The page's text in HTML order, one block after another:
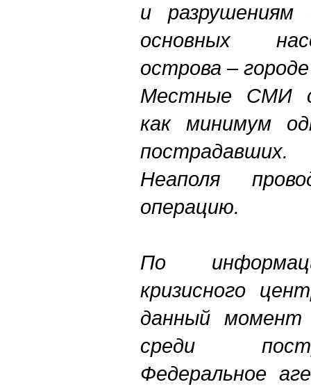
и
основных
острова –
Местные СМИ
как минимум
Неаполя
операцию.
По
кризисного
данный момент
среди
Федеральное